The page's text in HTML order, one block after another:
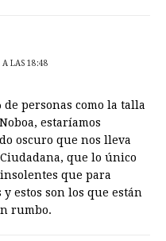
A LAS 18:48
personas como la talla
estaríamos
oscuro que nos lleva
que lo único
que para
estos son los que están
rumbo.